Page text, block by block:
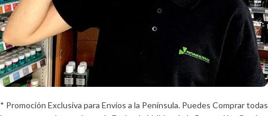
* Promoción Exclusiva para Envíos a la Península. Puedes Comprar todas